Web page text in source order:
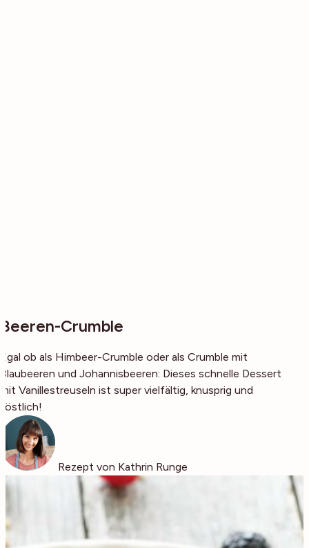
Beeren-Crumble
Egal ob als Himbeer-Crumble oder als Crumble mit
Blaubeeren und Johannisbeeren: Dieses schnelle Dessert
mit Vanillestreuseln ist super vielfältig, knusprig und
köstlich!
Rezept von Kathrin Runge